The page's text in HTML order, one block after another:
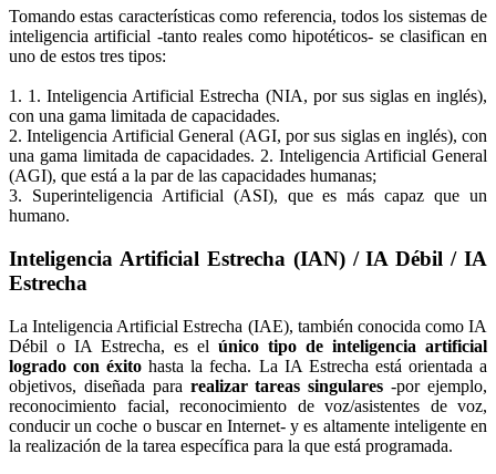
Tomando estas características como referencia, todos los sistemas de
inteligencia artificial -tanto reales como hipotéticos- se clasifican en
uno de estos tres tipos:
1. 1. Inteligencia Artificial Estrecha (NIA, por sus siglas en inglés),
con una gama limitada de capacidades.
2. Inteligencia Artificial General (AGI, por sus siglas en inglés), con
una gama limitada de capacidades. 2. Inteligencia Artificial General
(AGI), que está a la par de las capacidades humanas;
3. Superinteligencia Artificial (ASI), que es más capaz que un
humano.
Inteligencia Artificial Estrecha (IAN) / IA Débil / IA
Estrecha
La Inteligencia Artificial Estrecha (IAE), también conocida como IA
Débil o IA Estrecha, es el único tipo de inteligencia artificial
logrado con éxito hasta la fecha. La IA Estrecha está orientada a
objetivos, diseñada para realizar tareas singulares -por ejemplo,
reconocimiento facial, reconocimiento de voz/asistentes de voz,
conducir un coche o buscar en Internet- y es altamente inteligente en
la realización de la tarea específica para la que está programada.